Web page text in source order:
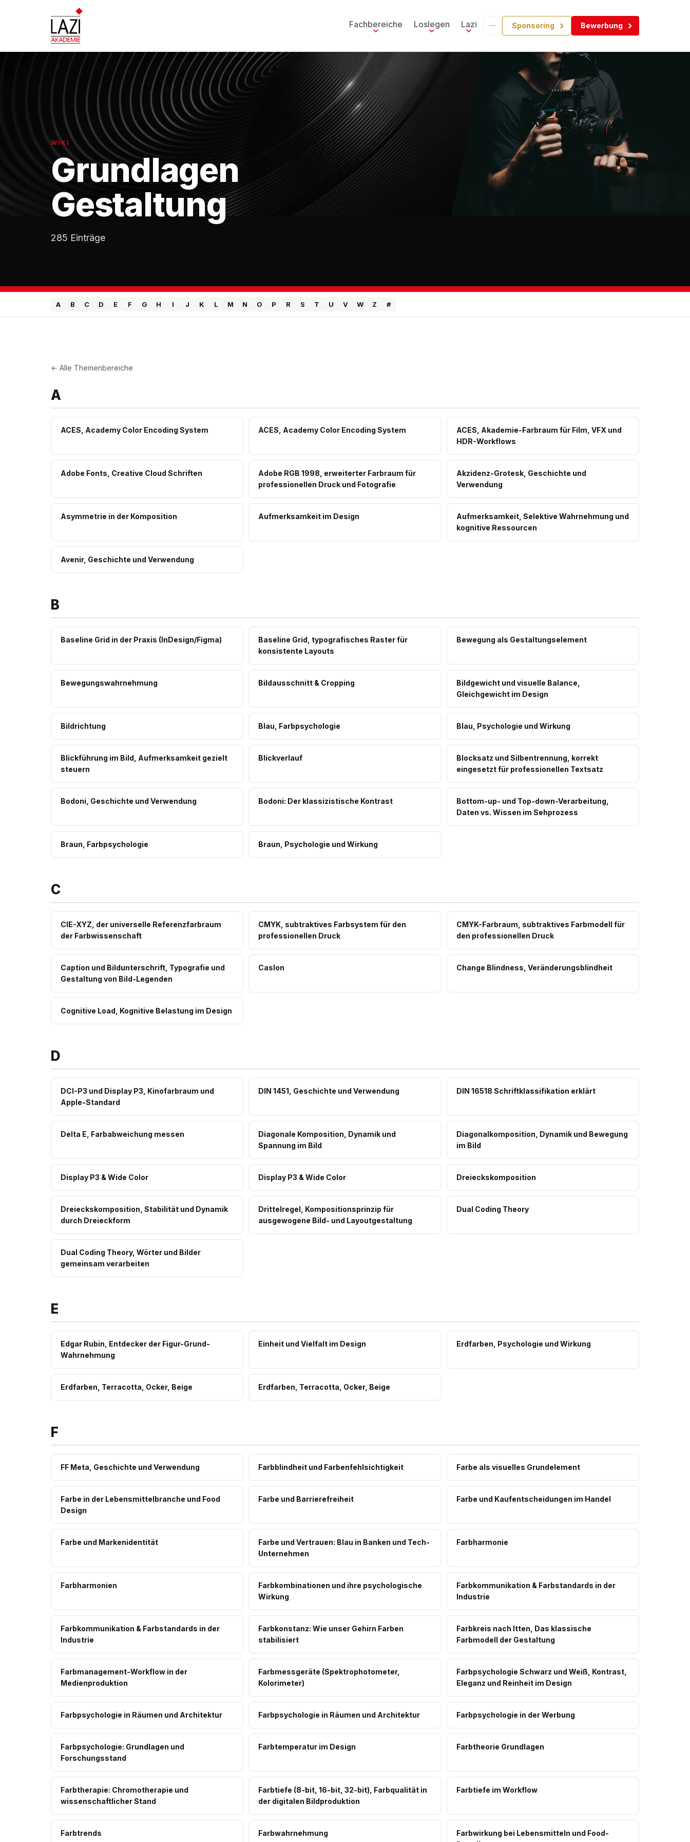
Fachbereiche Loslegen Lazi Sponsoring Bewerbung
WIKI
Grundlagen
Gestaltung
285 Einträge
A B C D E F G H I J K L M N O P R S T U V W Z #
← Alle Themenbereiche
A
ACES, Academy Color Encoding System ACES, Academy Color Encoding System
ACES, Akademie-Farbraum für Film, VFX und
HDR-Workflows
Adobe Fonts, Creative Cloud Schriften
Adobe RGB 1998, erweiterter Farbraum für
professionellen Druck und Fotografie
Akzidenz-Grotesk, Geschichte und
Verwendung
Asymmetrie in der Komposition Aufmerksamkeit im Design
Aufmerksamkeit, Selektive Wahrnehmung und
kognitive Ressourcen
Avenir, Geschichte und Verwendung
B
Baseline Grid in der Praxis (InDesign/Figma)
Baseline Grid, typografisches Raster für
konsistente Layouts
Bewegung als Gestaltungselement
Bewegungswahrnehmung Bildausschnitt & Cropping
Bildgewicht und visuelle Balance,
Gleichgewicht im Design
Bildrichtung Blau, Farbpsychologie Blau, Psychologie und Wirkung
Blickführung im Bild, Aufmerksamkeit gezielt
steuern
Blickverlauf
Blocksatz und Silbentrennung, korrekt
eingesetzt für professionellen Textsatz
Bodoni, Geschichte und Verwendung Bodoni: Der klassizistische Kontrast
Bottom-up- und Top-down-Verarbeitung,
Daten vs. Wissen im Sehprozess
Braun, Farbpsychologie Braun, Psychologie und Wirkung
C
CIE-XYZ, der universelle Referenzfarbraum
der Farbwissenschaft
CMYK, subtraktives Farbsystem für den
professionellen Druck
CMYK-Farbraum, subtraktives Farbmodell für
den professionellen Druck
Caption und Bildunterschrift, Typografie und
Gestaltung von Bild-Legenden
Caslon Change Blindness, Veränderungsblindheit
Cognitive Load, Kognitive Belastung im Design
D
DCI-P3 und Display P3, Kinofarbraum und
Apple-Standard
DIN 1451, Geschichte und Verwendung DIN 16518 Schriftklassifikation erklärt
Delta E, Farbabweichung messen
Diagonale Komposition, Dynamik und
Spannung im Bild
Diagonalkomposition, Dynamik und Bewegung
im Bild
Display P3 & Wide Color Display P3 & Wide Color Dreieckskomposition
Dreieckskomposition, Stabilität und Dynamik
durch Dreieckform
Drittelregel, Kompositionsprinzip für
ausgewogene Bild- und Layoutgestaltung
Dual Coding Theory
Dual Coding Theory, Wörter und Bilder
gemeinsam verarbeiten
E
Edgar Rubin, Entdecker der Figur-Grund-
Wahrnehmung
Einheit und Vielfalt im Design Erdfarben, Psychologie und Wirkung
Erdfarben, Terracotta, Ocker, Beige Erdfarben, Terracotta, Ocker, Beige
F
FF Meta, Geschichte und Verwendung Farbblindheit und Farbenfehlsichtigkeit Farbe als visuelles Grundelement
Farbe in der Lebensmittelbranche und Food
Design
Farbe und Barrierefreiheit Farbe und Kaufentscheidungen im Handel
Farbe und Markenidentität
Farbe und Vertrauen: Blau in Banken und Tech-
Unternehmen
Farbharmonie
Farbharmonien
Farbkombinationen und ihre psychologische
Wirkung
Farbkommunikation & Farbstandards in der
Industrie
Farbkommunikation & Farbstandards in der
Industrie
Farbkonstanz: Wie unser Gehirn Farben
stabilisiert
Farbkreis nach Itten, Das klassische
Farbmodell der Gestaltung
Farbmanagement-Workflow in der
Medienproduktion
Farbmessgeräte (Spektrophotometer,
Kolorimeter)
Farbpsychologie Schwarz und Weiß, Kontrast,
Eleganz und Reinheit im Design
Farbpsychologie in Räumen und Architektur Farbpsychologie in Räumen und Architektur Farbpsychologie in der Werbung
Farbpsychologie: Grundlagen und
Forschungsstand
Farbtemperatur im Design Farbtheorie Grundlagen
Farbtherapie: Chromotherapie und
wissenschaftlicher Stand
Farbtiefe (8-bit, 16-bit, 32-bit), Farbqualität in
der digitalen Bildproduktion
Farbtiefe im Workflow
Farbtrends Farbwahrnehmung
Farbwirkung bei Lebensmitteln und Food-